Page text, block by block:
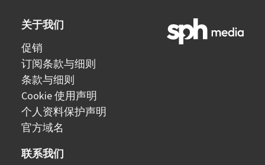
关于我们
促销
订阅条款与细则
条款与细则
Cookie 使用声明
个人资料保护声明
官方域名
联系我们